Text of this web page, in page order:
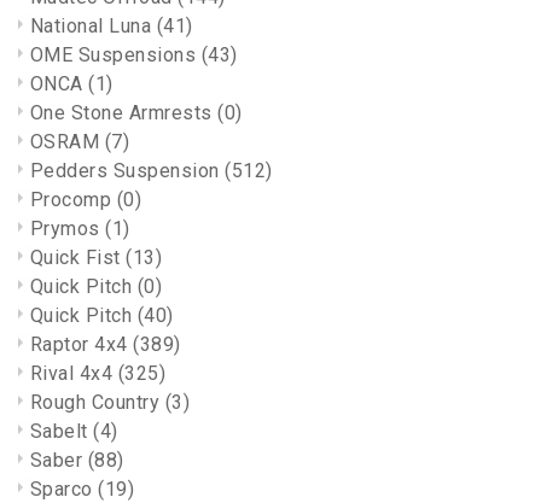
National Luna (41)
OME Suspensions (43)
ONCA(1)
One Stone Armrests(0)
OSRAM (7)
Pedders Suspension(512)
Procomp (0)
Prymos(1)
Quick Fist(13)
Quick Pitch (0)
Quick Pitch (40)
Raptor 4x4(389)
Rival 4x4 (325)
Rough Country (3)
Sabelt(4)
Saber (88)
Sparco(19)